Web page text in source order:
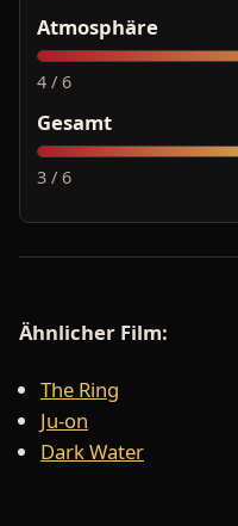
Atmosphäre
4 / 6
Gesamt
3 / 6
Ähnlicher Film:
The Ring
Ju-on
Dark Water